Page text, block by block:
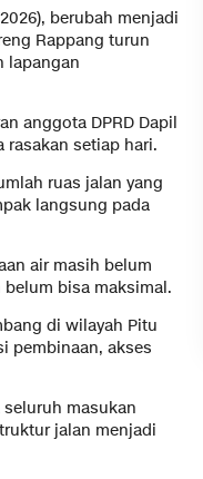
berubah menjadi
Rappang turun
lapangan
anggota DPRD Dapil
rasakan setiap hari.
ruas jalan yang
langsung pada
air masih belum
bisa maksimal.
di wilayah Pitu
pembinaan, akses
masukan
jalan menjadi